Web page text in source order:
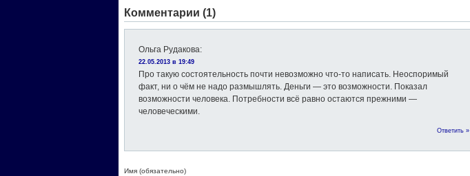
Комментарии (1)
Ольга Рудакова:
22.05.2013 в 19:49
Про такую состоятельность почти невозможно что-то написать. Неоспоримый
факт, ни о чём не надо размышлять. Деньги — это возможности. Показал
возможности человека. Потребности всё равно остаются прежними —
человеческими.
Ответить »
Имя (обязательно)